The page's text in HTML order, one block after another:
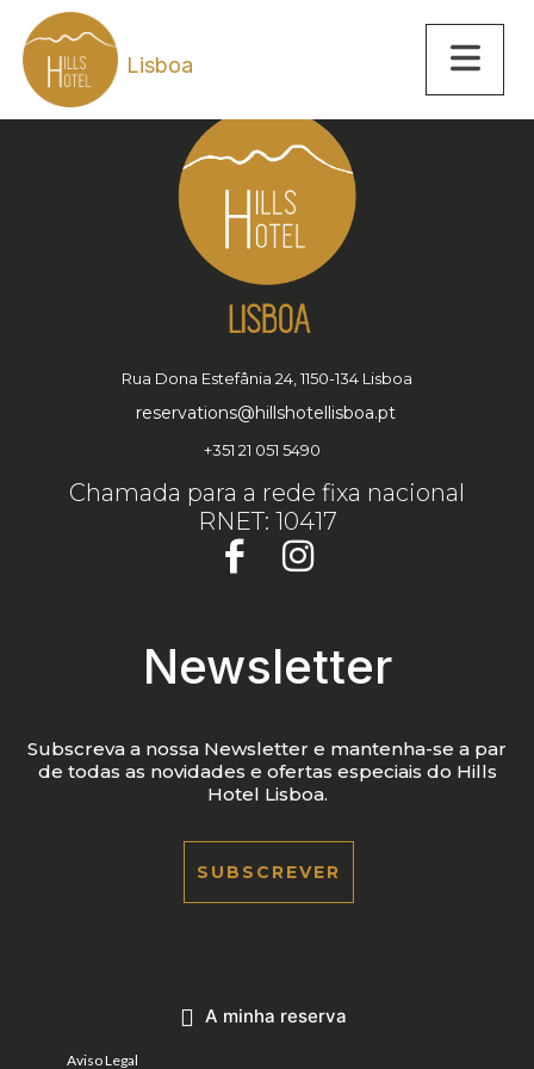
Lisboa
Rua Dona Estefânia 24, 1150-134 Lisboa
reservations@hillshotellisboa.pt
+351 21 051 5490
Chamada para a rede fixa nacional
RNET: 10417
Newsletter
Subscreva a nossa Newsletter e mantenha-se a par
de todas as novidades e ofertas especiais do Hills
Hotel Lisboa.
SUBSCREVER
A minha reserva
Aviso Legal